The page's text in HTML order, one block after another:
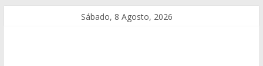
Sábado, 8 Agosto, 2026